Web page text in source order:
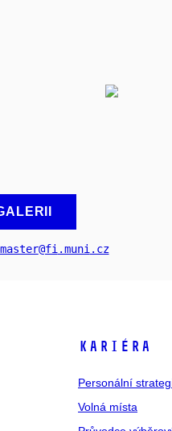
@fi .muni .cz
KARIÉRA
Personální
Volná místa